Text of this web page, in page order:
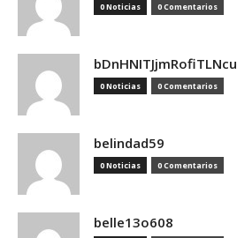
0 Noticias 0 Comentarios
bDnHNITJjmRofiTLNcu
0 Noticias 0 Comentarios
belindad59
0 Noticias 0 Comentarios
belle13o608